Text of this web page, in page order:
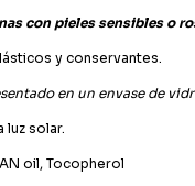
con pieles sensibles o
y conservantes.
en un envase de
luz solar.
oil, Tocopherol